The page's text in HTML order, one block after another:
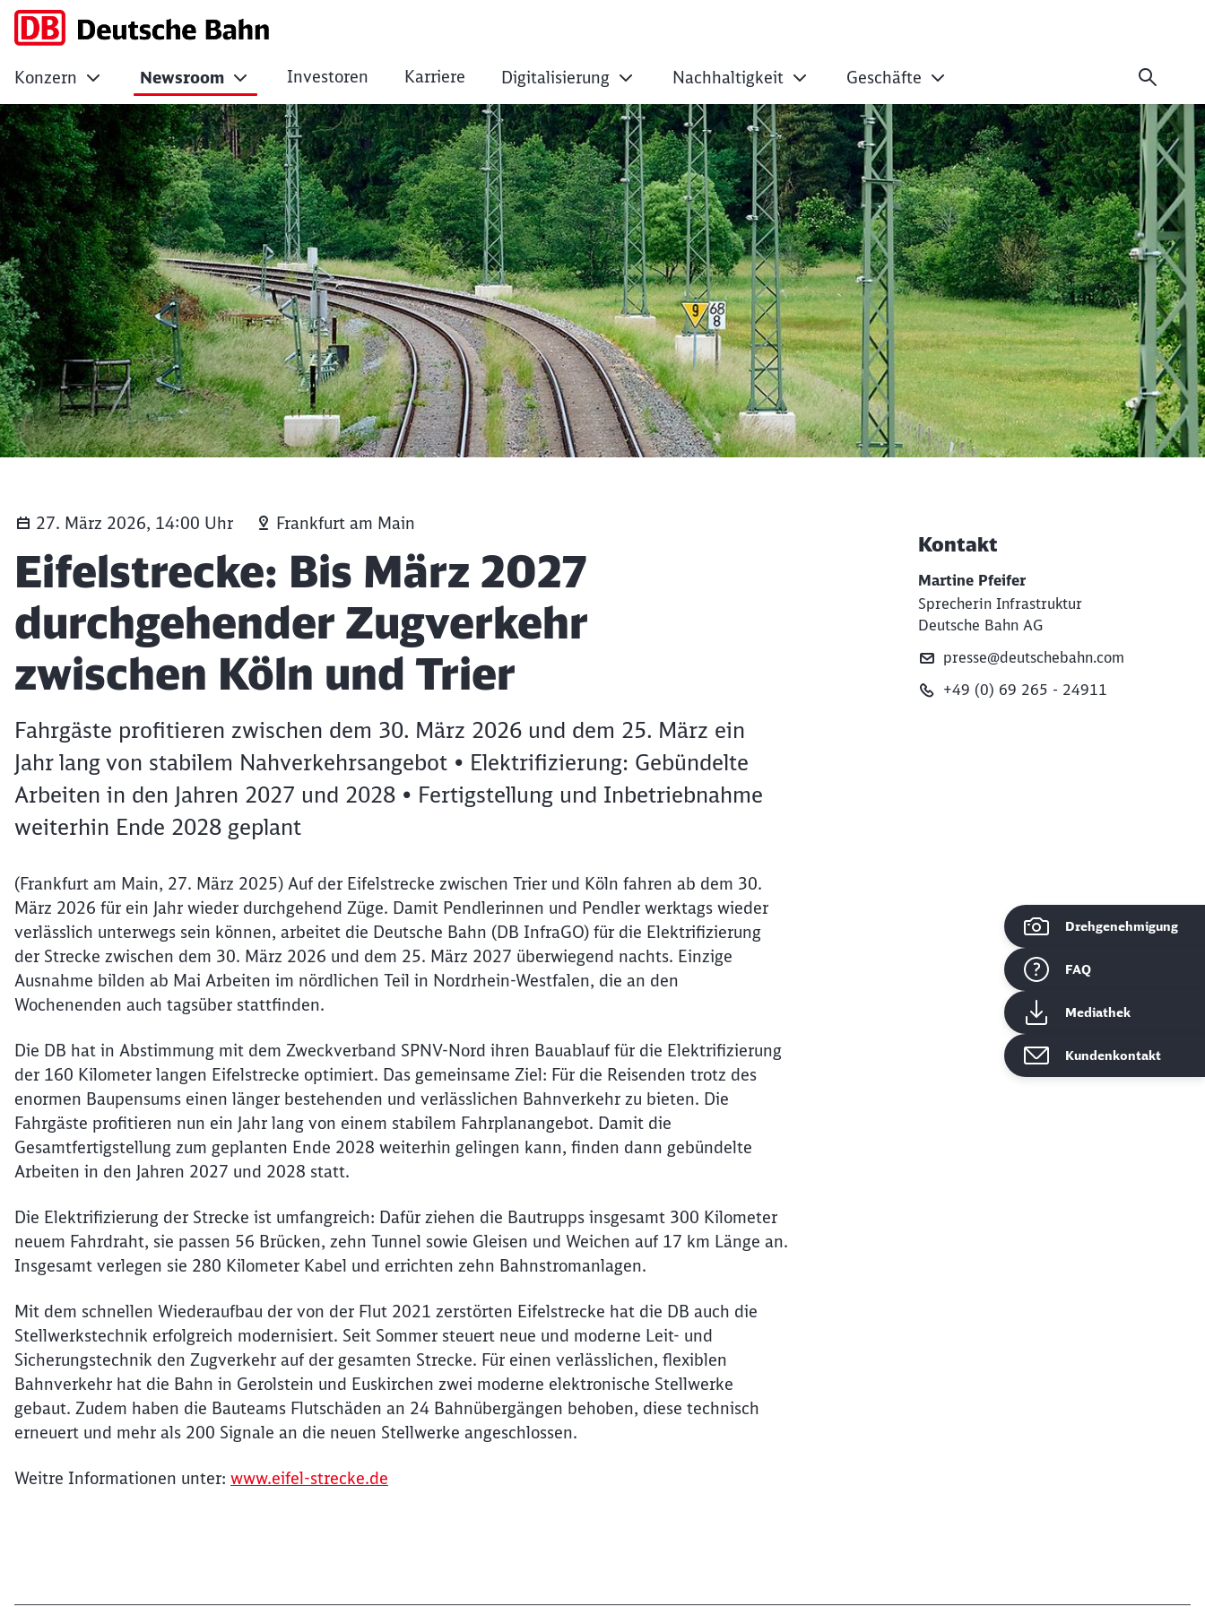
Eifelstrecke: Bis März 2027 durchgehender Zugverkehr
Konzern Newsroom Investoren Karriere Digitalisierung Nachhaltigkeit Geschäfte
Drehgenehmigung
FAQ
Mediathek
Kundenkontakt
27. März 2026, 14:00 Uhr Frankfurt am Main
Artikel:
Eifelstrecke: Bis März 2027
durchgehender Zugverkehr
zwischen Köln und Trier
Fahrgäste profitieren zwischen dem 30. März 2026 und dem 25. März ein
Jahr lang von stabilem Nahverkehrsangebot • Elektrifizierung: Gebündelte
Arbeiten in den Jahren 2027 und 2028 • Fertigstellung und Inbetriebnahme
weiterhin Ende 2028 geplant
(Frankfurt am Main, 27. März 2025) Auf der Eifelstrecke zwischen Trier und Köln fahren ab dem 30.
März 2026 für ein Jahr wieder durchgehend Züge. Damit Pendlerinnen und Pendler werktags wieder
verlässlich unterwegs sein können, arbeitet die Deutsche Bahn (DB InfraGO) für die Elektrifizierung
der Strecke zwischen dem 30. März 2026 und dem 25. März 2027 überwiegend nachts. Einzige
Ausnahme bilden ab Mai Arbeiten im nördlichen Teil in Nordrhein-Westfalen, die an den
Wochenenden auch tagsüber stattfinden.
Die DB hat in Abstimmung mit dem Zweckverband SPNV-Nord ihren Bauablauf für die Elektrifizierung
der 160 Kilometer langen Eifelstrecke optimiert. Das gemeinsame Ziel: Für die Reisenden trotz des
enormen Baupensums einen länger bestehenden und verlässlichen Bahnverkehr zu bieten. Die
Fahrgäste profitieren nun ein Jahr lang von einem stabilem Fahrplanangebot. Damit die
Gesamtfertigstellung zum geplanten Ende 2028 weiterhin gelingen kann, finden dann gebündelte
Arbeiten in den Jahren 2027 und 2028 statt.
Die Elektrifizierung der Strecke ist umfangreich: Dafür ziehen die Bautrupps insgesamt 300 Kilometer
neuem Fahrdraht, sie passen 56 Brücken, zehn Tunnel sowie Gleisen und Weichen auf 17 km Länge an.
Insgesamt verlegen sie 280 Kilometer Kabel und errichten zehn Bahnstromanlagen.
Mit dem schnellen Wiederaufbau der von der Flut 2021 zerstörten Eifelstrecke hat die DB auch die
Stellwerkstechnik erfolgreich modernisiert. Seit Sommer steuert neue und moderne Leit- und
Sicherungstechnik den Zugverkehr auf der gesamten Strecke. Für einen verlässlichen, flexiblen
Bahnverkehr hat die Bahn in Gerolstein und Euskirchen zwei moderne elektronische Stellwerke
gebaut. Zudem haben die Bauteams Flutschäden an 24 Bahnübergängen behoben, diese technisch
erneuert und mehr als 200 Signale an die neuen Stellwerke angeschlossen.
Weitre Informationen unter: www.eifel-strecke.de
Weiterführende
Kontakt
Martine Pfeifer
Sprecherin Infrastruktur
Deutsche Bahn AG
presse@deutschebahn.com
+49 (0) 69 265 - 24911
Möchten Sie zuweitergeleitet werden?